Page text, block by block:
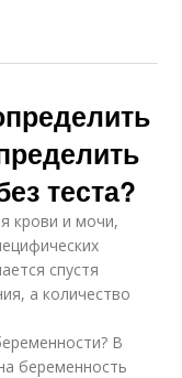
теста?
крови и мочи,
спустя
а количество
В
беременность